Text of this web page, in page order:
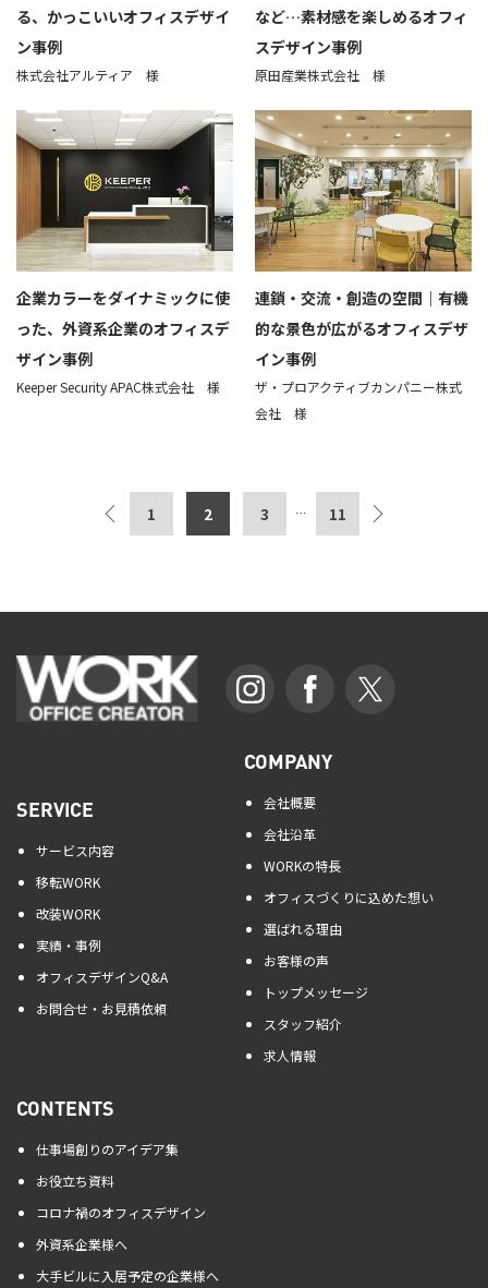
る、かっこいいオフィスデザイ
ン事例
株式会社アルティア 様
など…素材感を楽しめるオフィ
スデザイン事例
原田産業株式会社 様
企業カラーをダイナミックに使
った、外資系企業のオフィスデ
ザイン事例
Keeper Security APAC株式会社 様
連鎖・交流・創造の空間｜有機
的な景色が広がるオフィスデザ
イン事例
ザ・プロアクティブカンパニー株式
会社 様
1 2 3 … 11
SERVICE
サービス内容
移転WORK
改装WORK
実績・事例
オフィスデザインQ&A
お問合せ・お見積依頼
COMPANY
会社概要
会社沿革
WORKの特長
オフィスづくりに込めた想い
選ばれる理由
お客様の声
トップメッセージ
スタッフ紹介
求人情報
CONTENTS
仕事場創りのアイデア集
お役立ち資料
コロナ禍のオフィスデザイン
外資系企業様へ
大手ビルに入居予定の企業様へ